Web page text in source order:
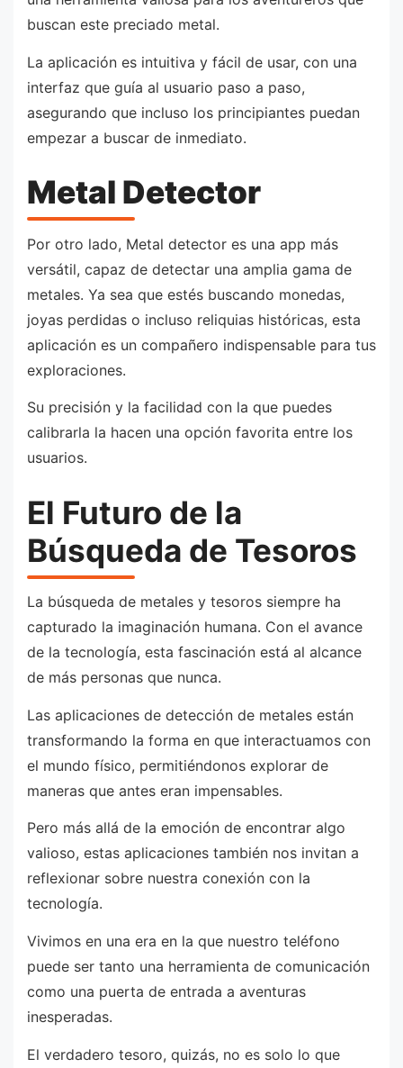
buscan este preciado metal.
La aplicación es intuitiva y fácil de usar, con una
interfaz que guía al usuario paso a paso,
asegurando que incluso los principiantes puedan
empezar a buscar de inmediato.
Metal Detector
Por otro lado, Metal detector es una app más
versátil, capaz de detectar una amplia gama de
metales. Ya sea que estés buscando monedas,
joyas perdidas o incluso reliquias históricas, esta
aplicación es un compañero indispensable para tus
exploraciones.
Su precisión y la facilidad con la que puedes
calibrarla la hacen una opción favorita entre los
usuarios.
El Futuro de la
Búsqueda de Tesoros
La búsqueda de metales y tesoros siempre ha
capturado la imaginación humana. Con el avance
de la tecnología, esta fascinación está al alcance
de más personas que nunca.
Las aplicaciones de detección de metales están
transformando la forma en que interactuamos con
el mundo físico, permitiéndonos explorar de
maneras que antes eran impensables.
Pero más allá de la emoción de encontrar algo
valioso, estas aplicaciones también nos invitan a
reflexionar sobre nuestra conexión con la
tecnología.
Vivimos en una era en la que nuestro teléfono
puede ser tanto una herramienta de comunicación
como una puerta de entrada a aventuras
inesperadas.
El verdadero tesoro, quizás, no es solo lo que